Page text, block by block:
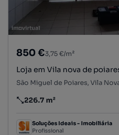
850 €3,75 €/m²
Loja em Vila nova de
São Miguel de Poiares, Vila
Preço por metro quadrado
226.7 m²
Soluções Ideais - Imobiliária
Profissional